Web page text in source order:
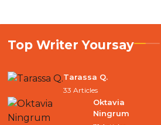
Top Writer Yoursay
Tarassa Q.
33 Articles
Oktavia
Ningrum